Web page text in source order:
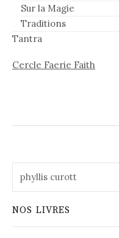
Sur la Magie
Traditions
Tantra
Cercle Faerie Faith
NOS LIVRES